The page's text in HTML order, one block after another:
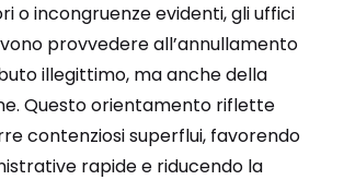
o incongruenze evidenti, gli uffici
provvedere all’annullamento
illegittimo, ma anche della
Questo orientamento riflette
contenziosi superflui, favorendo
rapide e riducendo la